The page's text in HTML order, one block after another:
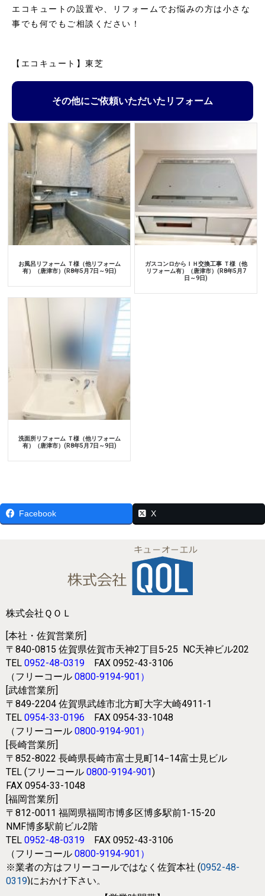
エコキュートの設置や、リフォームでお悩みの方は小さな
事でも何でもご相談ください！
【エコキュート】東芝
その他にご依頼いただいたリフォーム
お風呂リフォーム Ｔ様（他リフォーム
有）（唐津市）(R8年5月7日～9日)
ガスコンロからＩＨ交換工事 Ｔ様（他
リフォーム有）（唐津市）(R8年5月7
日～9日)
洗面所リフォーム Ｔ様（他リフォーム
有）（唐津市）(R8年5月7日～9日)
Facebook X
株式会社ＱＯＬ
[本社・佐賀営業所]
〒840-0815 佐賀県佐賀市天神2丁目5-25 NC天神ビル202
TEL 0952-48-0319
FAX 0952-43-3106
（フリーコール 0800-9194-901 ）
[武雄営業所]
〒849-2204 佐賀県武雄市北方町大字大崎4911-1
TEL 0954-33-0196
FAX 0954-33-1048
（フリーコール 0800-9194-901 ）
[長崎営業所]
〒852-8022 長崎県長崎市富士見町14−14富士見ビル
TEL (フリーコール 0800-9194-901)
FAX 0954-33-1048
[福岡営業所]
〒812-0011 福岡県福岡市博多区博多駅前1-15-20
NMF博多駅前ビル2階
TEL 0952-48-0319
FAX 0952-43-3106
（フリーコール 0800-9194-901 ）
※業者の方はフリーコールではなく 佐賀本社 (0952-48-
0319)におかけ下さい。